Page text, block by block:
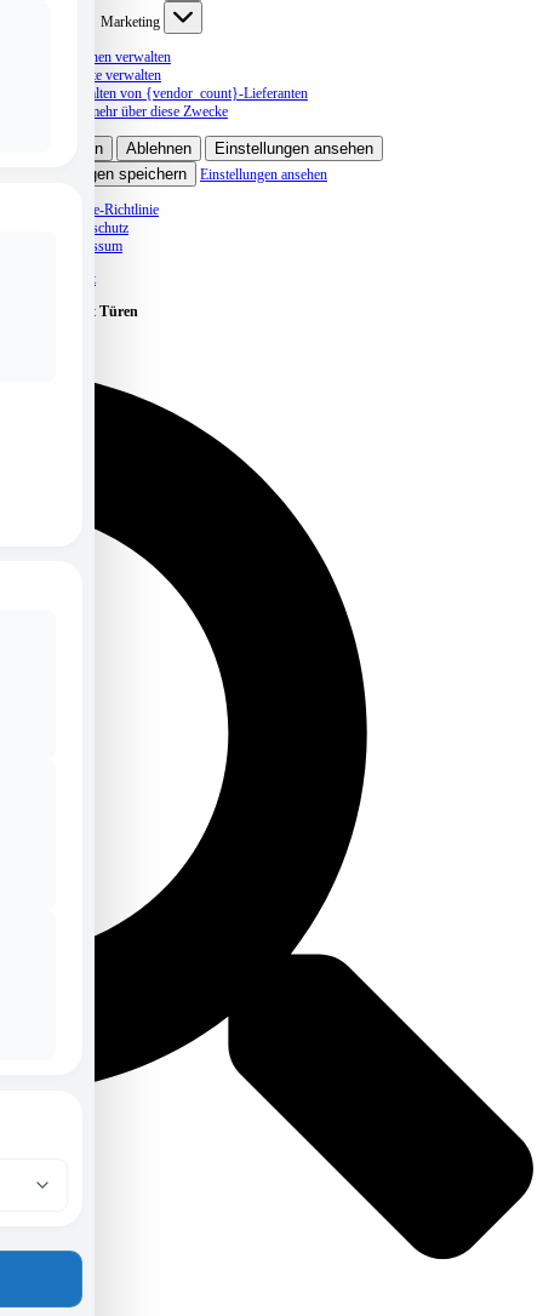
Marketing
Optionen verwalten
Dienste verwalten
Verwalten von {vendor_count}-Lieferanten
Lese mehr über diese Zwecke
Akzeptieren Ablehnen
Einstellungen ansehen
Einstellungen speichern
Einstellungen ansehen
Cookie-Richtlinie
Datenschutz
Impressum
Skip to content
Caritas öffnet Türen